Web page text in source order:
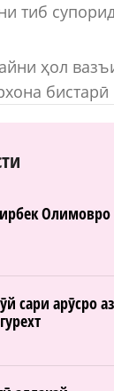
тиб
ҳол
бистарӣ
Олимовро
сари арӯсро аз